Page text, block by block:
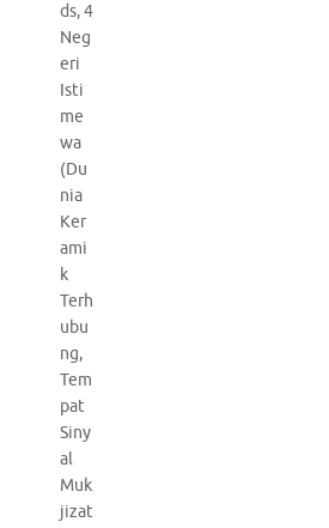
ds, 4
Neg
eri
Isti
me
wa
(Du
nia
Ker
ami
k
Terh
ubu
ng,
Tem
pat
Siny
al
Muk
jizat